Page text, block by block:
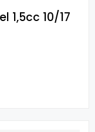
1,5cc 10/17